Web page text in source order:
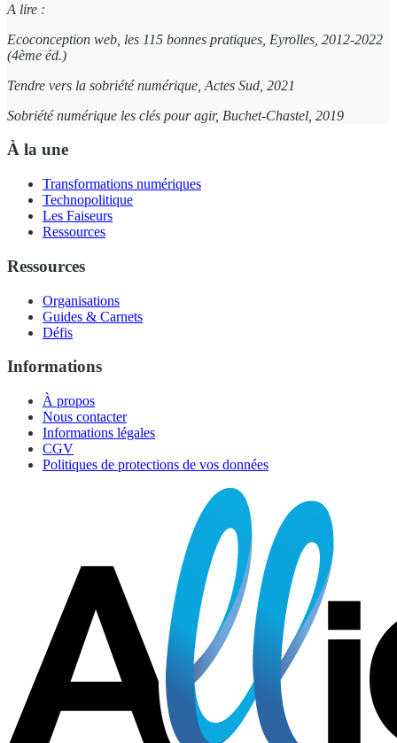
A lire :
Ecoconception web, les 115 bonnes pratiques, Eyrolles, 2012-2022
(4ème éd.)
Tendre vers la sobriété numérique, Actes Sud, 2021
Sobriété numérique les clés pour agir, Buchet-Chastel, 2019
À la une
Transformations numériques
Technopolitique
Les Faiseurs
Ressources
Ressources
Organisations
Guides & Carnets
Défis
Informations
À propos
Nous contacter
Informations légales
CGV
Politiques de protections de vos données